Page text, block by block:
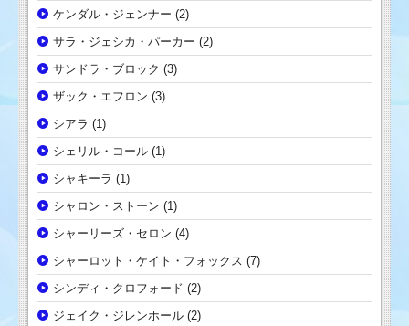
ケンダル・ジェンナー (2)
サラ・ジェシカ・パーカー (2)
サンドラ・ブロック (3)
ザック・エフロン (3)
シアラ (1)
シェリル・コール (1)
シャキーラ (1)
シャロン・ストーン (1)
シャーリーズ・セロン (4)
シャーロット・ケイト・フォックス (7)
シンディ・クロフォード (2)
ジェイク・ジレンホール (2)